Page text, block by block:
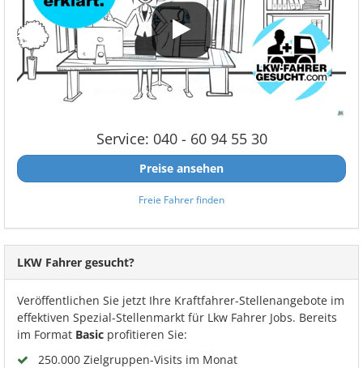
Service: 040 - 60 94 55 30
Preise ansehen
Freie Fahrer finden
LKW Fahrer gesucht?
Veröffentlichen Sie jetzt Ihre Kraftfahrer-Stellenangebote im
effektiven Spezial-Stellenmarkt für Lkw Fahrer Jobs. Bereits
im Format Basic profitieren Sie:
250.000 Zielgruppen-Visits im Monat